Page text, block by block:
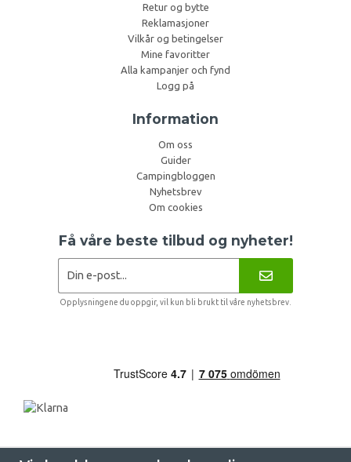
Retur og bytte
Reklamasjoner
Vilkår og betingelser
Mine favoritter
Alla kampanjer och fynd
Logg på
Information
Om oss
Guider
Campingbloggen
Nyhetsbrev
Om cookies
Få våre beste tilbud og nyheter!
Opplysningene du oppgir, vil kun bli brukt til våre nyhetsbrev.